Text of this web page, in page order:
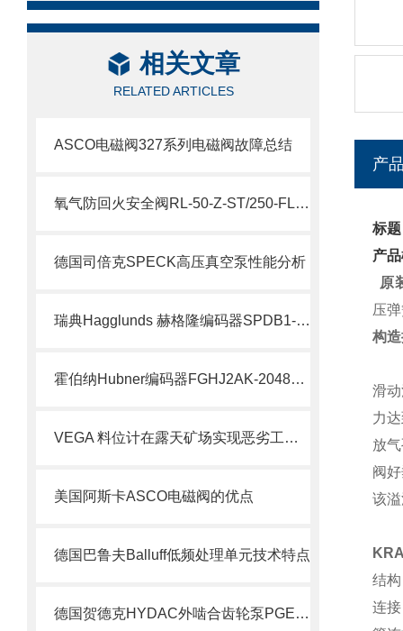
相关文章
RELATED ARTICLES
ASCO电磁阀327系列电磁阀故障总结
氧气防回火安全阀RL-50-Z-ST/250-FL参数
德国司倍克SPECK高压真空泵性能分析
瑞典Hagglunds 赫格隆编码器SPDB1-1000-BT介绍
霍伯纳Hubner编码器FGHJ2AK-2048G-90G-NG/16K介绍
VEGA 料位计在露天矿场实现恶劣工况下的精准测量
美国阿斯卡ASCO电磁阀的优点
德国巴鲁夫Balluff低频处理单元技术特点
德国贺德克HYDAC外啮合齿轮泵PGE100系列科普
产
标
产
原
压
构
滑
力
放
阀
该
结
连